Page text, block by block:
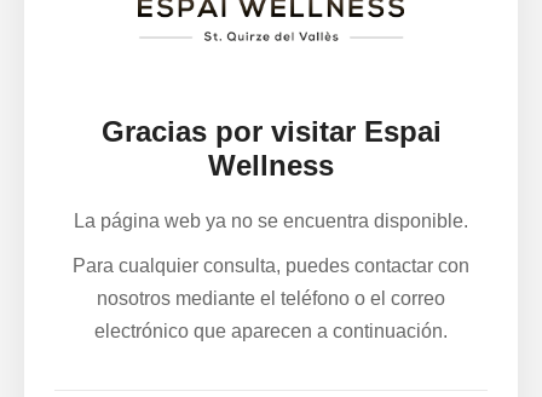
Gracias por visitar Espai
Wellness
La página web ya no se encuentra disponible.
Para cualquier consulta, puedes contactar con
nosotros mediante el teléfono o el correo
electrónico que aparecen a continuación.